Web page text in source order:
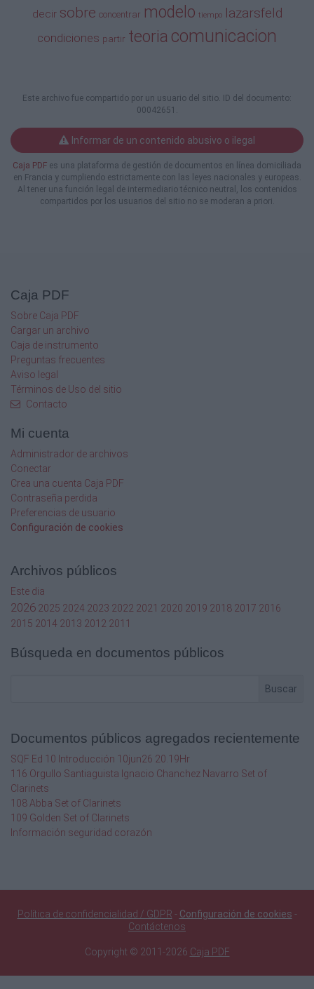
decir sobre concentrar modelo tiempo lazarsfeld
condiciones partir teoria comunicacion
Este archivo fue compartido por un usuario del sitio. ID del documento:
00042651.
Informar de un contenido abusivo o ilegal
Caja PDF es una plataforma de gestión de documentos en línea domiciliada
en Francia y cumpliendo estrictamente con las leyes nacionales y europeas.
Al tener una función legal de intermediario técnico neutral, los contenidos
compartidos por los usuarios del sitio no se moderan a priori.
Caja PDF
Sobre Caja PDF
Cargar un archivo
Caja de instrumento
Preguntas frecuentes
Aviso legal
Términos de Uso del sitio
Contacto
Mi cuenta
Administrador de archivos
Conectar
Crea una cuenta Caja PDF
Contraseña perdida
Preferencias de usuario
Configuración de cookies
Archivos públicos
Este dia
2026 2025 2024 2023 2022 2021 2020 2019 2018 2017 2016
2015 2014 2013 2012 2011
Búsqueda en documentos públicos
Buscar
Documentos públicos agregados recientemente
SQF Ed 10 Introducción 10jun26 20.19Hr
116 Orgullo Santiaguista Ignacio Chanchez Navarro Set of
Clarinets
108 Abba Set of Clarinets
109 Golden Set of Clarinets
Información seguridad corazón
Política de confidencialidad / GDPR - Configuración de cookies -
Contáctenos
Copyright © 2011-2026 Caja PDF